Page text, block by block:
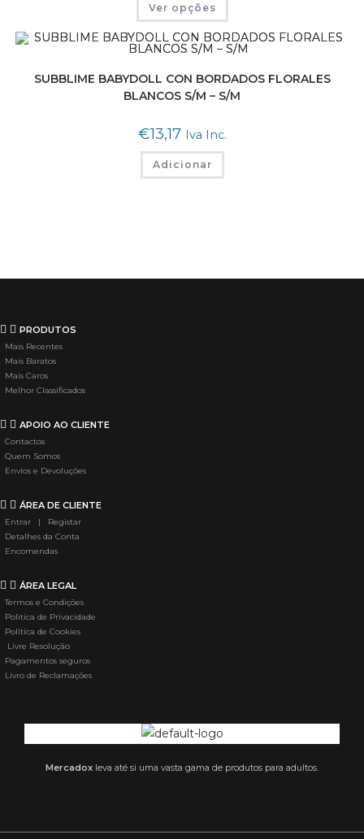
Ver opções
SUBBLIME BABYDOLL CON BORDADOS FLORALES
BLANCOS S/M – S/M
€13,17 Iva Inc.
Adicionar
PRODUTOS
Mais Recentes
Mais Baratos
Mais Caros
Melhor Classificados
APOIO AO CLIENTE
Contactos
Quem Somos
Envios e Devoluções
ÁREA DE CLIENTE
Entrar | Registar
Detalhes da Conta
Encomendas
ÁREA LEGAL
Termos e Condições
Politica de Privacidade
Política de Cookies
Livre Resolução
Pagamentos seguros
Livro de Reclamações
Mercadox leva até si uma vasta gama de produtos para adultos.